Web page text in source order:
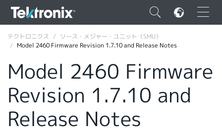
×
ENGLISH
FRANÇAIS
テクトロニクス
ソース・メジャー・ユニット（SMU）
Model 2460 Firmware Revision 1.7.10 and Release Notes
Model 2460 Firmware
Revision 1.7.10 and
Release Notes